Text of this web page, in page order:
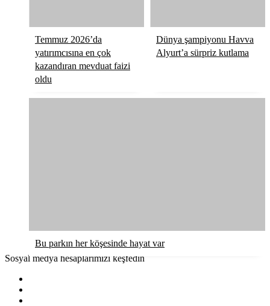
Temmuz 2026’da
yatırımcısına en çok
kazandıran mevduat faizi
oldu
Dünya şampiyonu Havva
Alyurt’a sürpriz kutlama
Bu parkın her köşesinde hayat var
Sosyal medya hesaplarımızı keşfedin